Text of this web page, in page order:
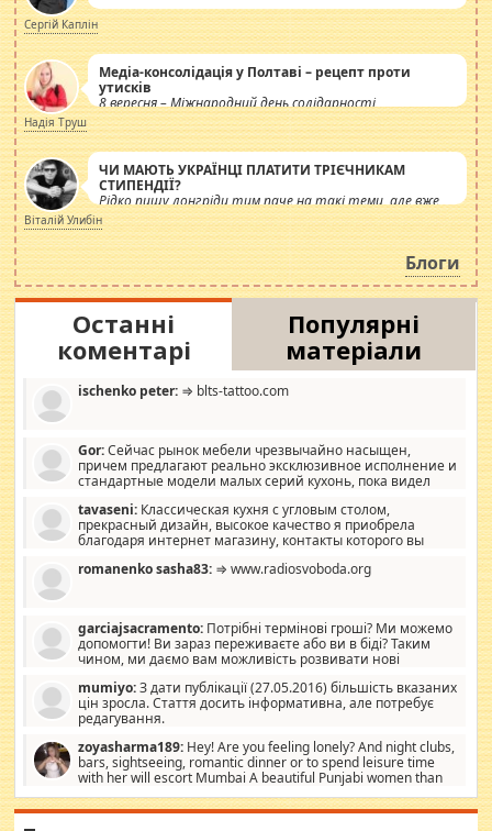
Сергій Каплін
Медіа-консолідація у Полтаві – рецепт проти
утисків
8 вересня – Міжнародний день солідарності
журналістів.
Надія Труш
ЧИ МАЮТЬ УКРАЇНЦІ ПЛАТИТИ ТРІЄЧНИКАМ
СТИПЕНДІЇ?
Рідко пишу лонгріди тим паче на такі теми, але вже
просто дістало! Обурюють сьогоднішні інсенуації
навколо стипендіального питання. Штучно
роздувається ще одна соціальна катастрофа.
Віталій Улибін
Блоги
Останні
коментарі
Популярні
матеріали
ischenko peter: ⇒ blts-tattoo.com
Gor:Сейчас рынок мебели чрезвычайно насыщен,
причем предлагают реально эксклюзивное исполнение и
стандартные модели малых серий кухонь, пока видел
стандартные формы, в MebelOk, креативненько и что главное -
со вкусом все в порядке, без ненужных наворотов удорожающих
мебель, а это не последний фактор.
tavaseni: Классическая кухня с угловым столом,
прекрасный дизайн, высокое качество я приобрела
благодаря интернет магазину, контакты которого вы
romanenko sasha83: ⇒ www.radiosvoboda.org
garciajsacramento: Потрібні термінові гроші? Ми можемо
допомогти! Ви зараз переживаєте або ви в біді? Таким
чином, ми даємо вам можливість розвивати нові
допомагати людям, які намагаються дати їм шанс. Кожен
заслуговує на другий шанс, і, оскільки влада не зможе, вони
повинні приймати від інших. Для нас нема багато суми, і зрілість
витрат, а тільки узгоджених сум і нічого іншого. Не чекайте і не
коментуйте цей пост. Введіть суму, яку ви хочете подати, і ми
зв'яжемося з вами з усіма варіантами. зв'яжіться з нами
сьогодні на garciajsacramento@gmail.com Вам потрібні термінові
гроші? Ми можемо допомогти!
mumiyo:З дати публікації (27.05.2016) більшість вказаних
цін зросла. Стаття досить інформативна, але потребує
редагування.
zoyasharma189: Hey! Are you feeling lonely? And night clubs,
bars, sightseeing, romantic dinner or to spend leisure time
with her will escort Mumbai A beautiful Punjabi women than
sexy escort companion in arms that you guys feel like 5 star luxury
hotel had to spend the night in their search for loved solitaire free